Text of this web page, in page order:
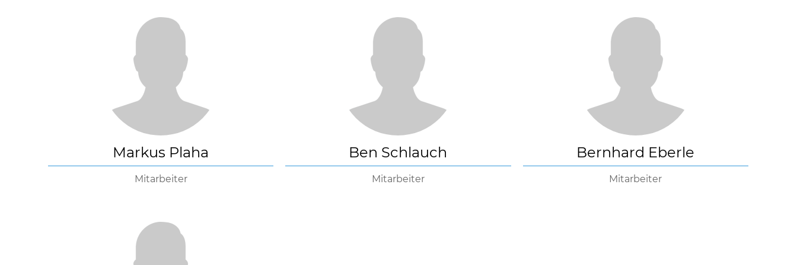
Markus Plaha
Mitarbeiter
Ben Schlauch
Mitarbeiter
Bernhard Eberle
Mitarbeiter